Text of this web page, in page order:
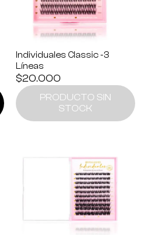
Individuales Classic -3
Líneas
$20.000
PRODUCTO SIN
STOCK